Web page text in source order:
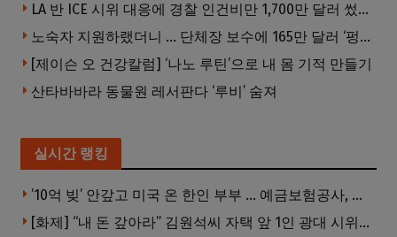
LA 반 ICE 시위 대응에 경찰 인건비만 1,700만 달러 썼다.
노숙자 지원하랬더니 … 단체장 보수에 165만 달러 ‘펑펑’
[제이슨 오 건강칼럼] ‘나노 루틴’으로 내 몸 기적 만들기
산타바바라 동물원 레서판다 ‘루비’ 숨져
실시간 랭킹
’10억 빚’ 안갚고 미국 온 한인 부부 … 예금보험공사, 미국서 소송
[화제] “내 돈 갚아라” 김원석씨 자택 앞 1인 광대 시위 … 한인 투자사, “108만 달러 못받아”